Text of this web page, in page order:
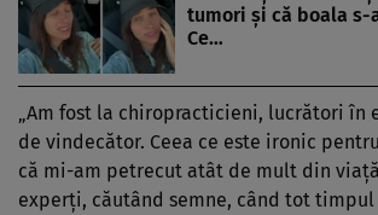
tumori și că boala s-
Ce…
„Am fost la chiropracticieni, lucrători în
de vindecător. Ceea ce este ironic
că mi-am petrecut atât de mult din
experți, căutând semne, când tot timpul